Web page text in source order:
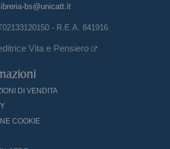
libreria-bs@unicatt.it
- R.E.A. 841916
Vita e Pensiero
DI VENDITA
COOKIE